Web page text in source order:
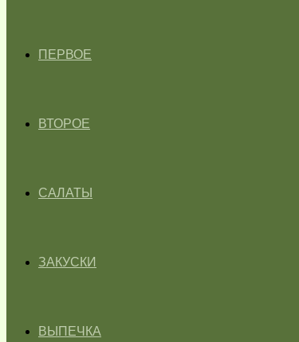
ПЕРВОЕ
ВТОРОЕ
САЛАТЫ
ЗАКУСКИ
ВЫПЕЧКА